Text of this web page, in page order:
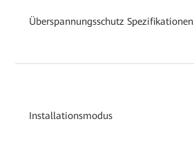
Überspannungsschutz Spezifikationen
Installationsmodus